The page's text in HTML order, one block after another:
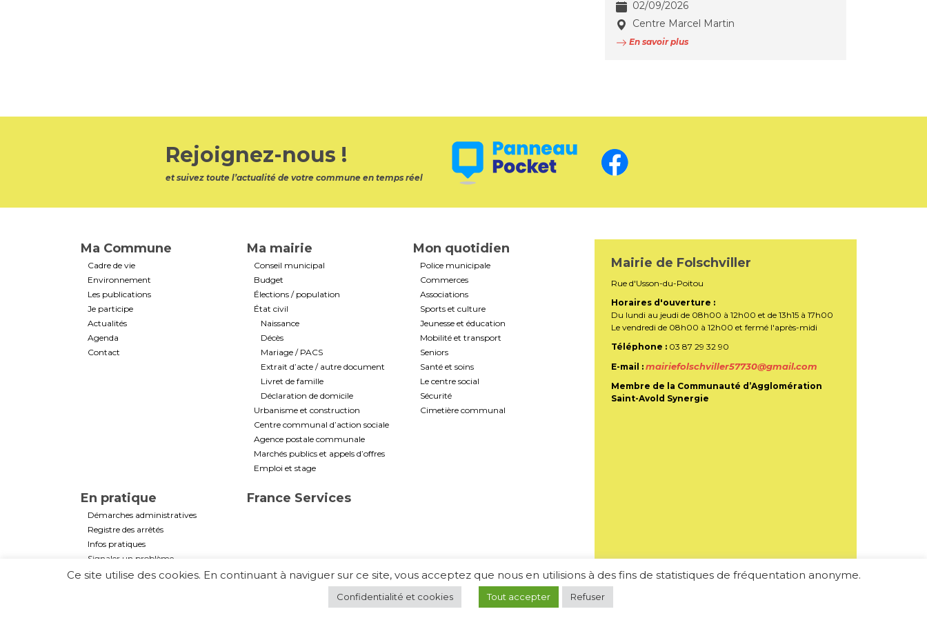
02/09/2026
Centre Marcel Martin
En savoir plus
Rejoignez-nous !
et suivez toute l’actualité de votre commune en temps réel
Ma Commune
Cadre de vie
Environnement
Les publications
Je participe
Actualités
Agenda
Contact
Ma mairie
Conseil municipal
Budget
Élections / population
État civil
Naissance
Décès
Mariage / PACS
Extrait d’acte / autre document
Livret de famille
Déclaration de domicile
Urbanisme et construction
Centre communal d’action sociale
Agence postale communale
Marchés publics et appels d’offres
Emploi et stage
Mon quotidien
Police municipale
Commerces
Associations
Sports et culture
Jeunesse et éducation
Mobilité et transport
Seniors
Santé et soins
Le centre social
Sécurité
Cimetière communal
En pratique
Démarches administratives
Registre des arrêtés
Infos pratiques
Signaler un problème
La CASAS
France Services
Mairie de Folschviller
Rue d'Usson-du-Poitou
Horaires d'ouverture :
Du lundi au jeudi de 08h00 à 12h00 et de 13h15 à 17h00
Le vendredi de 08h00 à 12h00 et fermé l'après-midi
Téléphone : 03 87 29 32 90
E-mail : mairiefolschviller57730@gmail.com
Membre de la Communauté d’Agglomération
Saint-Avold Synergie
Mentions légales-Politique de confidentialité
Ce site utilise des cookies. En continuant à naviguer sur ce site, vous acceptez que nous en utilisions à des fins de statistiques de fréquentation anonyme.
Confidentialité et cookies Tout accepter Refuser